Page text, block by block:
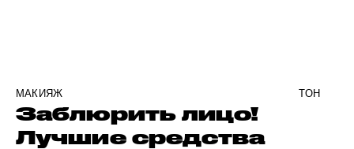
МАКИЯЖ ТОН
Заблюрить лицо!
Лучшие средства